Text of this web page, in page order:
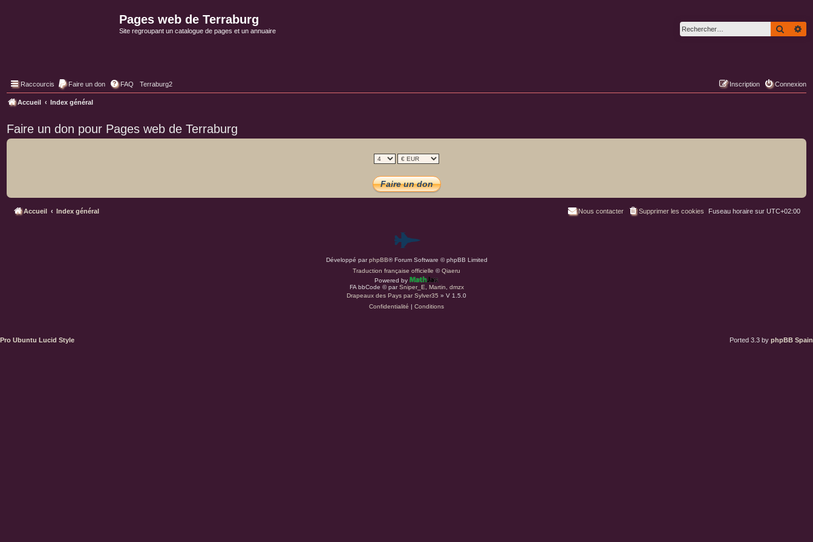
Pages web de Terraburg
Site regroupant un catalogue de pages et un annuaire
Raccourcis Faire un don FAQ Terraburg2 Connexion
Inscription
Accueil Index général
Faire un don pour Pages web de Terraburg
Accueil Index général Fuseau horaire sur UTC+02:00
Supprimer les cookies
Nous contacter
P
a
r
d
Développé parphpBB® Forum Software © phpBB Limited
Traduction française officielle ©Qiaeru
Powered by
FA bbCode ©parSniper_E Martin
dmzx
Drapeaux des Pays par Sylver35 » V 1.5.0
Confidentialité | Conditions
Pro Ubuntu Lucid Style Ported 3.3 by phpBB Spain